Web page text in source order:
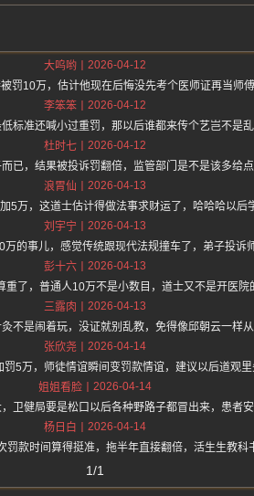
大呜哟
2026-04-12
罚10万，估计他现在后悔没先考个医师证再当师
李笨笨
2026-04-12
标准还喊小过重罚，那以后谁都来传个艺岂不是
杜时七
2026-04-12
已，结果被投诉罚翻倍，监管部门是不是该多给
浪胃仙
2026-04-13
万，这道士估计得做法事求财运了，哈哈哈以后
刘宇宁
2026-04-13
的事儿，感觉传统跟现代法规撞车了，弟子投诉
彭十六
2026-04-13
了，普通人10万不是小数目，道士又不是开医院
三露肉
2026-04-13
不是闹着玩，没证就别乱教，免得像邱朝云一样
张欣尧
2026-04-14
5万，师徒情谊瞬间变罚款情谊，建议以后道观里
姐姐看脸
2026-04-14
卫健局要是松口以后各种野路子都冒出来，患者安
杨日白
2026-04-14
款时间算得挺准，拖半年直接翻倍，活生生教科
1/1